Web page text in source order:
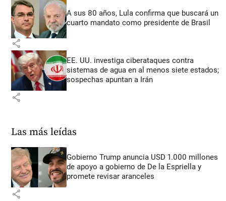
A sus 80 años, Lula confirma que buscará un
cuarto mandato como presidente de Brasil
share
EE. UU. investiga ciberataques contra
sistemas de agua en al menos siete estados;
sospechas apuntan a Irán
share
Las más leídas
Gobierno Trump anuncia USD 1.000 millones
de apoyo a gobierno de De la Espriella y
promete revisar aranceles
share